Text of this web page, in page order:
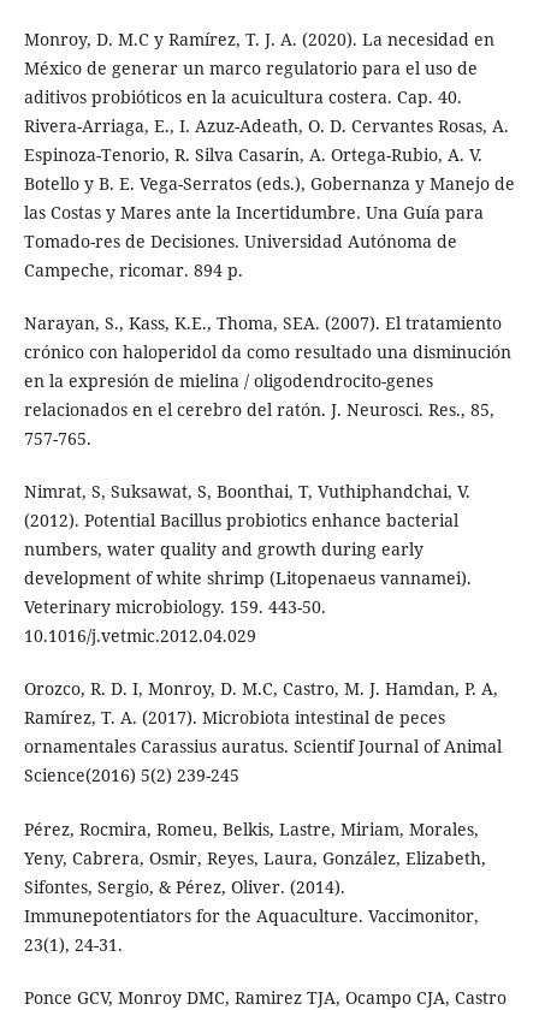
Monroy, D. M.C y Ramírez, T. J. A. (2020). La necesidad en
México de generar un marco regulatorio para el uso de
aditivos probióticos en la acuicultura costera. Cap. 40.
Rivera-Arriaga, E., I. Azuz-Adeath, O. D. Cervantes Rosas, A.
Espinoza-Tenorio, R. Silva Casarín, A. Ortega-Rubio, A. V.
Botello y B. E. Vega-Serratos (eds.), Gobernanza y Manejo de
las Costas y Mares ante la Incertidumbre. Una Guía para
Tomado-res de Decisiones. Universidad Autónoma de
Campeche, ricomar. 894 p.
Narayan, S., Kass, K.E., Thoma, SEA. (2007). El tratamiento
crónico con haloperidol da como resultado una disminución
en la expresión de mielina / oligodendrocito-genes
relacionados en el cerebro del ratón. J. Neurosci. Res., 85,
757-765.
Nimrat, S, Suksawat, S, Boonthai, T, Vuthiphandchai, V.
(2012). Potential Bacillus probiotics enhance bacterial
numbers, water quality and growth during early
development of white shrimp (Litopenaeus vannamei).
Veterinary microbiology. 159. 443-50.
10.1016/j.vetmic.2012.04.029
Orozco, R. D. I, Monroy, D. M.C, Castro, M. J. Hamdan, P. A,
Ramírez, T. A. (2017). Microbiota intestinal de peces
ornamentales Carassius auratus. Scientif Journal of Animal
Science(2016) 5(2) 239-245
Pérez, Rocmira, Romeu, Belkis, Lastre, Miriam, Morales,
Yeny, Cabrera, Osmir, Reyes, Laura, González, Elizabeth,
Sifontes, Sergio, & Pérez, Oliver. (2014).
Immunepotentiators for the Aquaculture. Vaccimonitor,
23(1), 24-31.
Ponce GCV, Monroy DMC, Ramirez TJA, Ocampo CJA, Castro